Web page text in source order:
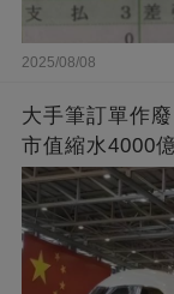
2025/08/08
大手筆訂單作
市值縮水4000